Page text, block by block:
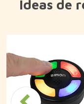
Ideas de